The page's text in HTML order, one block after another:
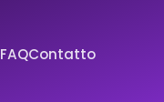
FAQContatto